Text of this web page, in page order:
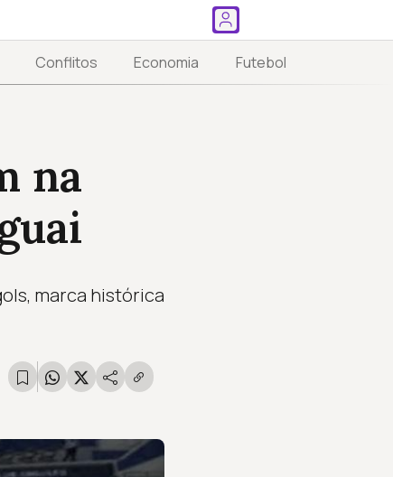
Conflitos Economia Futebol
na
marca histórica